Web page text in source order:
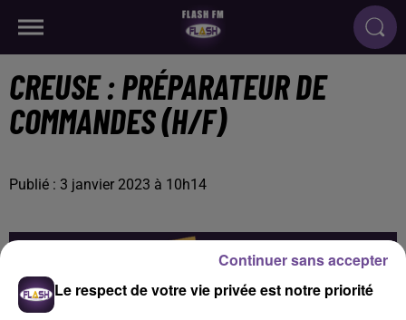
CREUSE : PRÉPARATEUR DE
COMMANDES (H/F)
Publié : 3 janvier 2023 à 10h14
Le respect de votre vie privée est notre priorité
Continuer sans accepter